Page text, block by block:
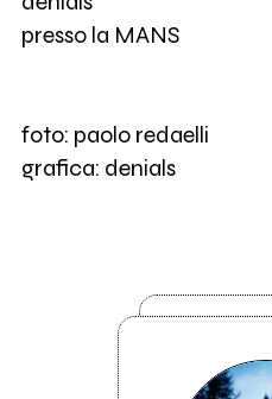
presso la MANS
foto: paolo redaelli
grafica: denials